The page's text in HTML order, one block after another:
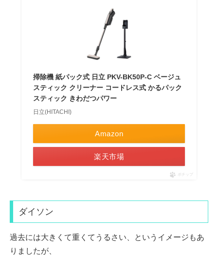
掃除機 紙パック式 日立 PKV-BK50P-C ベージュ
スティック クリーナー コードレス式 かるパック
スティック きわだつパワー
日立(HITACHI)
Amazon
楽天市場
ポチップ
ダイソン
過去には大きくて重くてうるさい 、というイメージもあ
りましたが、